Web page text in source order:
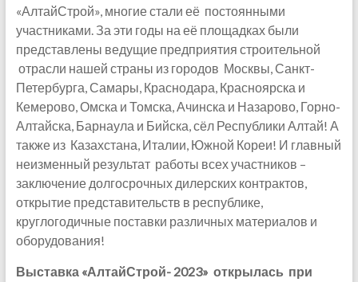
«АлтайСтрой», многие стали её постоянными
участниками. За эти годы на её площадках были
представлены ведущие предприятия строительной
отрасли нашей страны из городов Москвы, Санкт-
Петербурга, Самары, Краснодара, Красноярска и
Кемерово, Омска и Томска, Ачинска и Назарово, Горно-
Алтайска, Барнаула и Бийска, сёл Республики Алтай! А
также из Казахстана, Италии, Южной Кореи! И главный
неизменный результат работы всех участников –
заключение долгосрочных дилерских контрактов,
открытие представительств в республике,
круглогодичные поставки различных материалов и
оборудования!
Выставка «АлтайСтрой- 2023» открылась при